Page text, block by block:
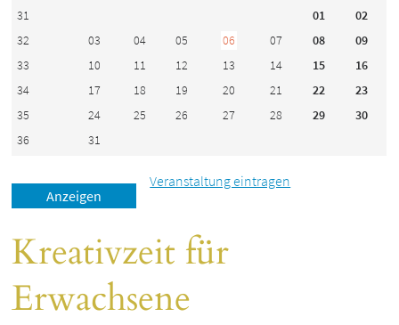
31
01
02
32
03 04 05 06 07 08
09
33
10 11 12 13 14 15
16
34
17 18 19 20 21 22
23
35
24 25 26 27 28 29
30
36
31
Veranstaltung eintragen
Kreativzeit für
Erwachsene